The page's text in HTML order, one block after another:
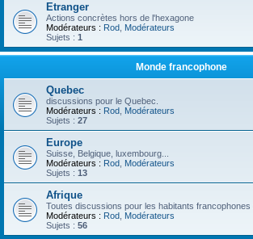
Etranger
Actions concrètes hors de l'hexagone
Modérateurs : Rod Modérateurs
Sujets : 1
Monde francophone
Quebec
discussions pour le Quebec.
Modérateurs : Rod Modérateurs
Sujets : 27
Europe
Suisse, Belgique, luxembourg...
Modérateurs : Rod Modérateurs
Sujets : 13
Afrique
Toutes discussions pour les habitants francophones
Modérateurs : Rod Modérateurs
Sujets : 56